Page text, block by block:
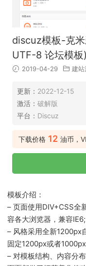
discuz模板-克
UTF-8 论坛模板)
2019-04-29 建站
更新： 2022-12-15
激活： 破解版
平台： Discuz
下载价格 12 油币，
模板介绍：
– 页面使用DIV+CSS全
容各大浏览器，兼容IE6;
– 风格采用全新1200px
固定1200px或者
– 对模板结构、内容分